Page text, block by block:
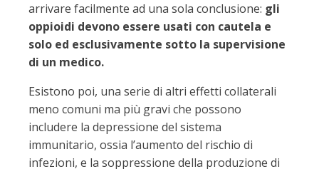
arrivare facilmente ad una sola conclusione: gli
oppioidi devono essere usati con cautela e
solo ed esclusivamente sotto la supervisione
di un medico.
Esistono poi, una serie di altri effetti collaterali
meno comuni ma più gravi che possono
includere la depressione del sistema
immunitario, ossia l’aumento del rischio di
infezioni, e la soppressione della produzione di